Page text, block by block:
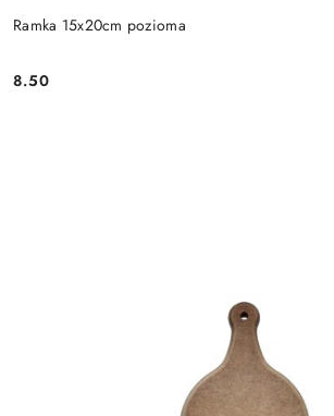
Ramka 15x20cm pozioma
Cena:
8.50